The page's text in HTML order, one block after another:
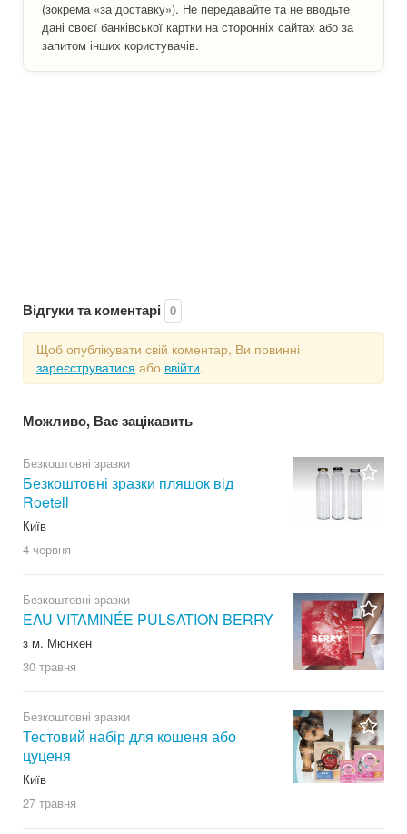
(зокрема «за доставку»). Не передавайте та не вводьте
дані своєї банківської картки на сторонніх сайтах або за
запитом інших користувачів.
Відгуки та коментарі 0
Щоб опублікувати свій коментар, Ви повинні
зареєструватися або ввійти.
Можливо, Вас зацікавить
Безкоштовні зразки
Безкоштовні зразки пляшок від
Roetell
Київ
4 червня
Безкоштовні зразки
EAU VITAMINÉE PULSATION BERRY
з м. Мюнхен
30 травня
Безкоштовні зразки
Тестовий набір для кошеня або
цуценя
Київ
27 травня